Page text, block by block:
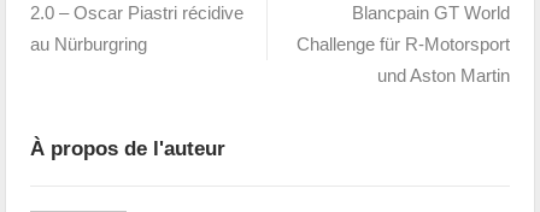
2.0 – Oscar Piastri récidive
au Nürburgring
Blancpain GT World
Challenge für R-Motorsport
und Aston Martin
À propos de l'auteur